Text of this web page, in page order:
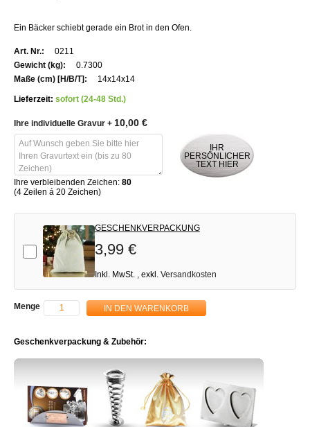
Ein Bäcker schiebt gerade ein Brot in den Ofen.
Weitere
Informationen
0211
0.7300
14x14x14
Lieferzeit: sofort (24-48 Std.)
Ihre individuelle Gravur + 10,00 €
IHR
PERSÖNLICHER
TEXT HIER
Ihre verbleibenden Zeichen: 80
(4 Zeilen á 20 Zeichen)
Add-on
GESCHENKVERPACKUNG
3,99 €
Inkl. MwSt. , exkl. Versandkosten
Menge IN DEN WARENKORB
Geschenkverpackung & Zubehör: